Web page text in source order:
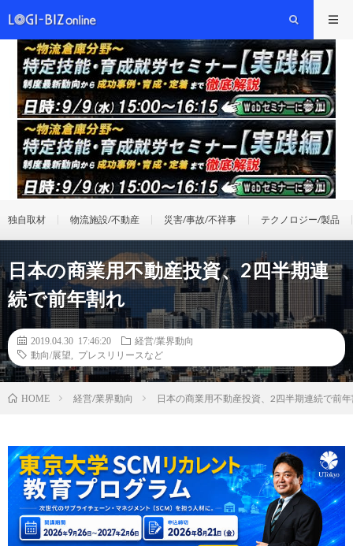
独自取材 物流施設/不動産 災害/事故/不祥事 テクノロジー/製品
日本の商業用不動産投資、2四半期連
続で前年割れ
2019.04.30 17:46:20
経営/業界動向
動向/展望
プレスリリースなど
HOME 経営/業界動向 日本の商業用不動産投資、2四半期連続で前